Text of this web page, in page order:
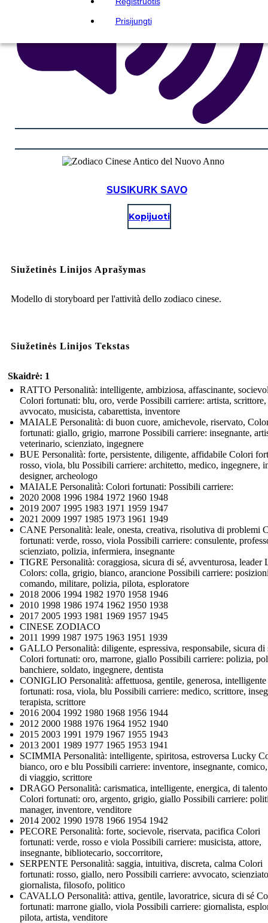
Prisijungti
SUSIKURK SAVO
Kopijuoti
Siužetinės Linijos Aprašymas
Modello di storyboard per l'attività dello zodiaco cinese.
Siužetinės Linijos Tekstas
Skaidrė: 1
RATTO Personalità: intelligente, ambiziosa, affascinante,
Colori fortunati: blu, oro, verde Possibili carriere: artista, scrittore,
avvocato, musicista, cabarettista, inventore
MAIALE Personalità: di buon cuore, amichevole, riservato,
fortunati: giallo, grigio, marrone Possibili carriere: insegnante,
veterinario, scienziato, ingegnere
BUE Personalità: forte, persistente, diligente, affidabile Colori
rosso, viola, blu Possibili carriere: architetto, medico, ingegnere,
designer, archeologo
MAIALE Personalità: Colori fortunati: Possibili carriere:
2020 2008 1996 1984 1972 1960 1948
2019 2007 1995 1983 1971 1959 1947
2021 2009 1997 1985 1973 1961 1949
CANE Personalità: leale, onesta, creativa, risolutiva di problemi
fortunati: verde, rosso, viola Possibili carriere: consulente,
scienziato, polizia, infermiera, insegnante
TIGRE Personalità: coraggiosa, sicura di sé, avventurosa, leader
Colors: colla, grigio, bianco, arancione Possibili carriere:
comando, militare, polizia, pilota, esploratore
2018 2006 1994 1982 1970 1958 1946
2010 1998 1986 1974 1962 1950 1938
2017 2005 1993 1981 1969 1957 1945
CINESE ZODIACO
2011 1999 1987 1975 1963 1951 1939
GALLO Personalità: diligente, espressiva, responsabile, sicura di
Colori fortunati: oro, marrone, giallo Possibili carriere: polizia,
banchiere, soldato, ingegnere, dentista
CONIGLIO Personalità: affettuosa, gentile, generosa,
fortunati: rosa, viola, blu Possibili carriere: medico, scrittore,
terapista, scrittore
2016 2004 1992 1980 1968 1956 1944
2012 2000 1988 1976 1964 1952 1940
2015 2003 1991 1979 1967 1955 1943
2013 2001 1989 1977 1965 1953 1941
SCIMMIA Personalità: intelligente, spiritosa, estroversa Lucky
bianco, oro e blu Possibili carriere: inventore, insegnante,
di viaggio, scrittore
DRAGO Personalità: carismatica, intelligente, energica, di talento
Colori fortunati: oro, argento, grigio, giallo Possibili carriere:
manager, inventore, venditore
2014 2002 1990 1978 1966 1954 1942
PECORE Personalità: forte, socievole, riservata, pacifica Colori
fortunati: verde, rosso e viola Possibili carriere: musicista, attore,
insegnante, bibliotecario, soccorritore,
SERPENTE Personalità: saggia, intuitiva, discreta, calma Colori
fortunati: rosso, giallo, nero Possibili carriere: avvocato,
giornalista, filosofo, politico
CAVALLO Personalità: attiva, gentile, lavoratrice, sicura di sé
fortunati: marrone giallo, viola Possibili carriere: giornalista,
pilota, artista, venditore